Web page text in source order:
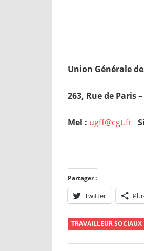
Union Générale
263, Rue de Paris
Mel : ugff@cgt.fr
Partager :
Twitter
TRAVAILLEUR SOCIAUX